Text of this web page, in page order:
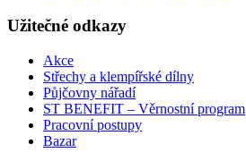
Užitečné odkazy
Akce
Střechy a klempířské dílny
Půjčovny nářadí
ST BENEFIT – Věrnostní program
Pracovní postupy
Bazar